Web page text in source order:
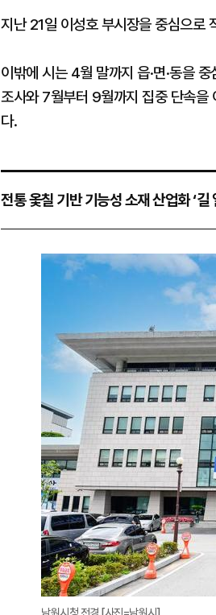
지난 21일 이성호 부시장을 중심으로
이밖에 시는 4월 말까지 읍·면·동을
조사와 7월부터 9월까지 집중 단속을
다.
전통 옻칠 기반 기능성 소재 산업화 ‘길